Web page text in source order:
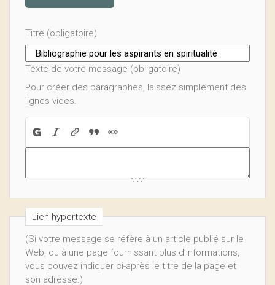
Titre (obligatoire)
Texte de votre message (obligatoire)
Pour créer des paragraphes, laissez simplement des
lignes vides.
Lien hypertexte
(Si votre message se réfère à un article publié sur le
Web, ou à une page fournissant plus d’informations,
vous pouvez indiquer ci-après le titre de la page et
son adresse.)